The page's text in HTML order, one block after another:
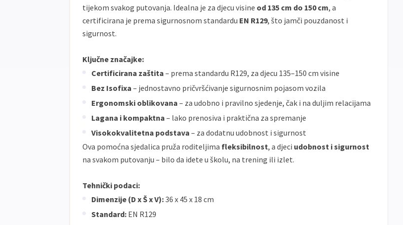
tijekom svakog putovanja. Idealna je za djecu visine od 135 cm do 150 cm, a
certificirana je prema sigurnosnom standardu EN R129, što jamči pouzdanost i
sigurnost.
Ključne značajke:
Certificirana zaštita – prema standardu R129, za djecu 135–150 cm visine
Bez Isofixa – jednostavno pričvršćivanje sigurnosnim pojasom vozila
Ergonomski oblikovana – za udobno i pravilno sjedenje, čak i na duljim relacijama
Lagana i kompaktna – lako prenosiva i praktična za spremanje
Visokokvalitetna podstava – za dodatnu udobnost i sigurnost
Ova pomoćna sjedalica pruža roditeljima fleksibilnost, a djeci udobnost i sigurnost
na svakom putovanju – bilo da idete u školu, na trening ili izlet.
Tehnički podaci:
Dimenzije (D x Š x V):36 x 45 x 18 cm
Standard: EN R129